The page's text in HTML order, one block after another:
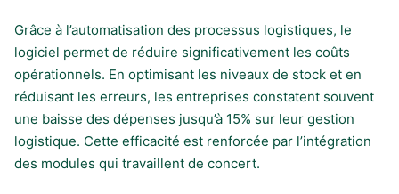
Grâce à l’automatisation des processus logistiques, le
logiciel permet de réduire significativement les coûts
opérationnels. En optimisant les niveaux de stock et en
réduisant les erreurs, les entreprises constatent souvent
une baisse des dépenses jusqu’à 15% sur leur gestion
logistique. Cette efficacité est renforcée par l’intégration
des modules qui travaillent de concert.